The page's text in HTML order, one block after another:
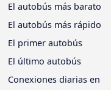
El autobús más barato
El autobús más rápido
El primer autobús
El último autobús
Conexiones diarias en